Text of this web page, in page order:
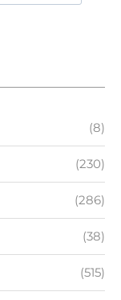
(8)
(230)
(286)
(38)
(515)